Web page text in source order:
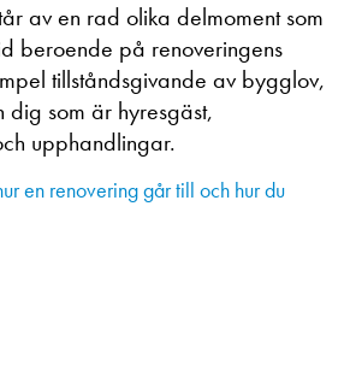
av en rad olika delmoment som
beroende på renoveringens
tillståndsgivande av bygglov,
som är hyresgäst,
upphandlingar.
en renovering går till och hur du